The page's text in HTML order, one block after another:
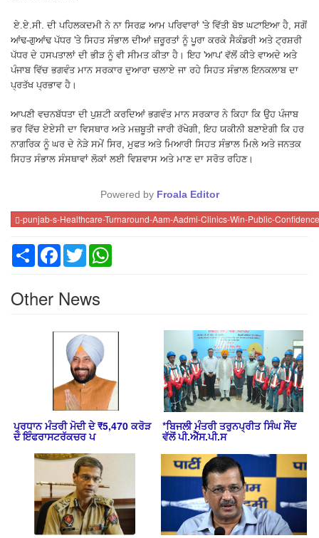
ਏ.ਏ.ਸੀ. ਦੀ ਪਹਿਲਕਦਮੀ ਨੇ ਨਾ ਸਿਰਫ਼ ਆਮ ਪਰਿਵਾਰਾਂ 'ਤੇ ਵਿੱਤੀ ਬੋਝ ਘਟਾਇਆ ਹੈ, ਸਗੋਂ
ਆਂਢ-ਗੁਆਂਢ ਪੱਧਰ 'ਤੇ ਸਿਹਤ ਸੰਭਾਲ ਦੀਆਂ ਜ਼ਰੂਰਤਾਂ ਨੂੰ ਪੂਰਾ ਕਰਕੇ ਸੈਕੰਡਰੀ ਅਤੇ ਟ੍ਰਸ਼ਰੀ
ਪੱਧਰ ਦੇ ਹਸਪਤਾਲਾਂ ਦੀ ਭੀੜ ਨੂੰ ਵੀ ਸੀਮਤ ਕੀਤਾ ਹੈ। ਇਹ 'ਆਪ' ਵੱਲੋਂ ਕੀਤੇ ਵਾਅਦੇ ਅਤੇ
ਪੰਜਾਬ ਵਿੱਚ ਭਗਵੰਤ ਮਾਨ ਸਰਕਾਰ ਦੁਆਰਾ ਚਲਾਏ ਜਾ ਰਹੇ ਸਿਹਤ ਸੰਭਾਲ ਇਨਕਲਾਬ ਦਾ
ਪ੍ਰਤੱਖ ਪ੍ਰਭਾਵ ਹੈ।
ਆਪਣੀ ਵਚਨਬੱਧਤਾ ਦੀ ਪੁਸ਼ਟੀ ਕਰਦਿਆਂ ਭਗਵੰਤ ਮਾਨ ਸਰਕਾਰ ਨੇ ਕਿਹਾ ਕਿ ਉਹ ਪੰਜਾਬ
ਭਰ ਵਿੱਚ ਏਏਸੀ ਦਾ ਵਿਸਥਾਰ ਅਤੇ ਮਜ਼ਬੂਤੀ ਜਾਰੀ ਰੱਖੇਗੀ, ਇਹ ਯਕੀਨੀ ਬਣਾਏਗੀ ਕਿ ਹਰ
ਨਾਗਰਿਕ ਨੂੰ ਘਰ ਦੇ ਨੇੜੇ ਸਮੇਂ ਸਿਰ, ਮੁਫਤ ਅਤੇ ਮਿਆਰੀ ਸਿਹਤ ਸੰਭਾਲ ਮਿਲੇ ਅਤੇ ਜਨਤਕ
ਸਿਹਤ ਸੰਭਾਲ ਸੰਸਥਾਵਾਂ ਲੋਕਾਂ ਲਈ ਵਿਸ਼ਵਾਸ ਅਤੇ ਮਾਣ ਦਾ ਸਰੋਤ ਰਹਿਣ।
Powered by Froala Editor
-punjab-s-Healthcare-Turnaround-Aam-Aadmi-Clinics-Win-Public-
Share Facebook
Twitter
Other News
ਪ੍ਰਧਾਨ ਮੰਤਰੀ ਮੋਦੀ ਦੇ ₹5,470 ਕਰੋੜ
ਦੇ ਇੰਫਰਾਸਟਰੱਕਚਰ ਪ
*ਬਿਜਲੀ ਮੰਤਰੀ ਤਰੁਨਪ੍ਰੀਤ ਸਿੰਘ ਸੌਂਦ
ਵੱਲੋਂ ਪੀ.ਐੱਸ.ਪੀ.ਸ